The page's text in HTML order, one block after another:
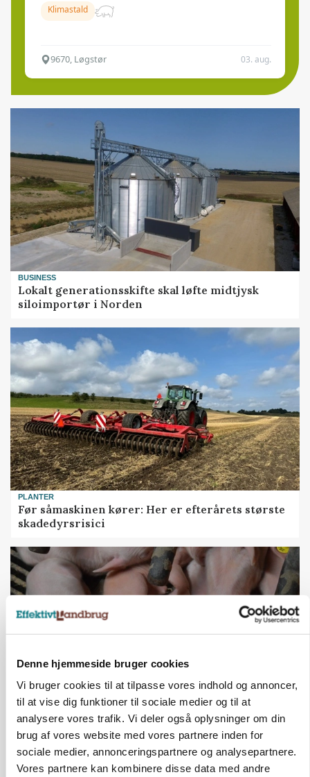
Denne hjemmeside bruger cookies
Vi bruger cookies til at tilpasse vores indhold og annoncer,
til at vise dig funktioner til sociale medier og til at
analysere vores trafik. Vi deler også oplysninger om din
brug af vores website med vores partnere inden for
sociale medier, annonceringspartnere og analysepartnere.
Vores partnere kan kombinere disse data med andre
Klimastald
9670, Løgstør 03. aug.
BUSINESS
Lokalt generationsskifte skal løfte midtjysk
siloimportør i Norden
PLANTER
Før såmaskinen kører: Her er efterårets største
skadedyrsrisici
MARKED
Grisebestanden stiger trods svagere
avlsbestand
Annonce